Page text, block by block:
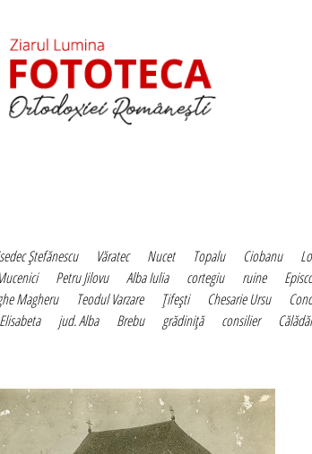
Ştefănescu Văratec Nucet Topalu Ciobanu
Petru Jilovu Alba Iulia cortegiu ruine
Magheru
Teodul Varzare Ţifeşti Chesarie Ursu
jud. Alba Brebu grădiniţă consilier